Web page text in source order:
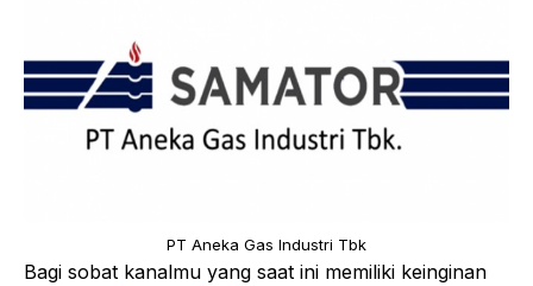
PT Aneka Gas Industri Tbk
Bagi sobat kanalmu yang saat ini memiliki keinginan